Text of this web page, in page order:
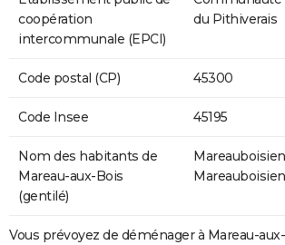
coopération
intercommunale (EPCI)
du Pithiverais
Code postal (CP) 45300
Code Insee 45195
Nom des habitants de
Mareau-aux-Bois
(gentilé)
Vous prévoyez de déménager à Mareau-